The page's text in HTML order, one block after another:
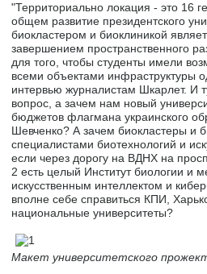
"Территориально локация - это 16
общем развитие президентского
биокластером и биоклиникой
завершением пространственного
для того, чтобы студенты имели
всеми объектами инфраструктуры
интервью журналистам Шкарлет. И
вопрос, а зачем нам новый
бюджетов флагмана украинского
Шевченко? А зачем биокластеры и
специалистами биотехнологий и
если через дорогу на ВДНХ на
2 есть целый Институт биологии и
искусственным интеллектом и
вполне себе справиться КПИ,
национальные университеты?
Макет университетского